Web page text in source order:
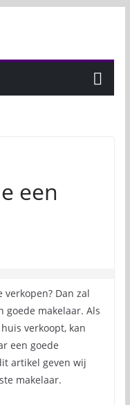
een
Dan zal
goede makelaar. Als
verkoopt, kan
een goede
artikel geven wij
makelaar.